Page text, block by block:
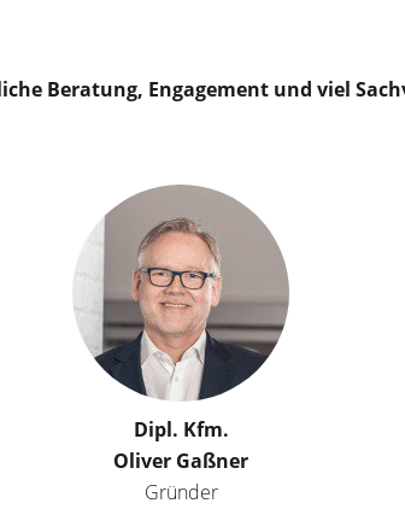
Beratung, Engagement und viel
Dipl. Kfm.
Oliver Gaßner
Gründer